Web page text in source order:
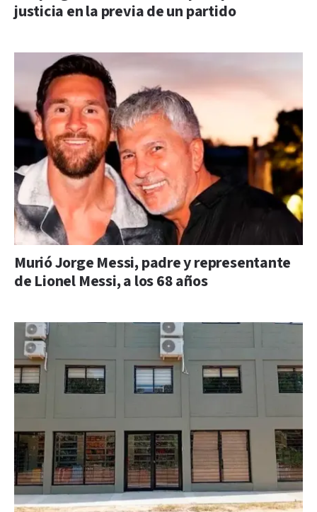
justicia en la previa de un partido
Murió Jorge Messi, padre y representante
de Lionel Messi, a los 68 años